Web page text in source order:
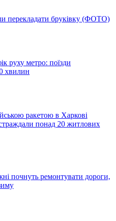
перекладати бруківку (ФОТО)
руху метро: поїзди
хвилин
ракетою в Харкові
понад 20 житлових
почнуть ремонтувати дороги,